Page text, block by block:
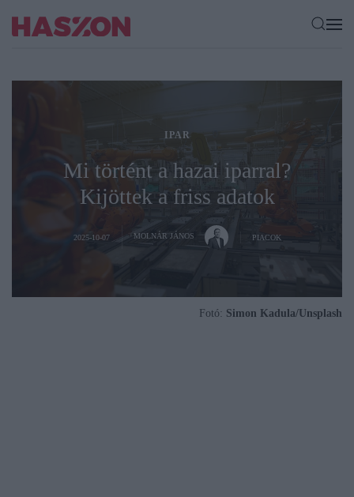
IPAR
Mi történt a hazai iparral?
Kijöttek a friss adatok
2025-10-07 MOLNÁR JÁNOS PIACOK
Fotó: Simon Kadula/Unsplash